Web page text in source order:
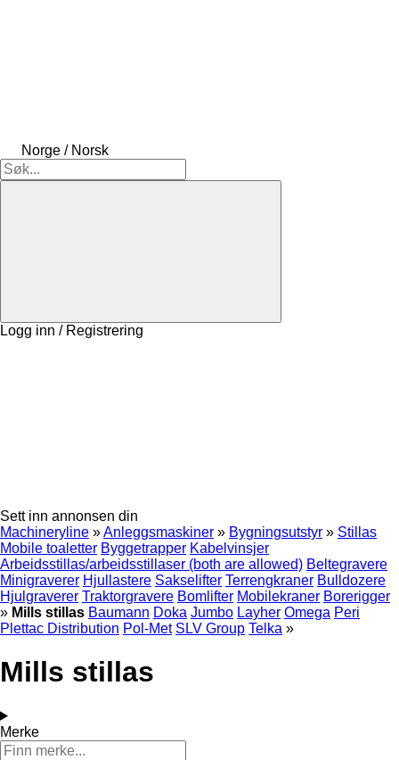
Norge / Norsk
Logg inn / Registrering
Sett inn annonsen din
Machineryline »Anleggsmaskiner » Bygningsutstyr » Stillas
Mobile toaletter Byggetrapper Kabelvinsjer
Arbeidsstillas/arbeidsstillaser (both are allowed) Beltegravere
Minigraverer Hjullastere Sakselifter Terrengkraner Bulldozere
Hjulgraverer Traktorgravere Bomlifter Mobilekraner Borerigger
» Mills stillas Baumann Doka Jumbo Layher Omega Peri
Plettac Distribution Pol-Met SLV Group Telka »
Mills stillas
Merke